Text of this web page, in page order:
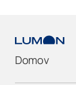
Domov